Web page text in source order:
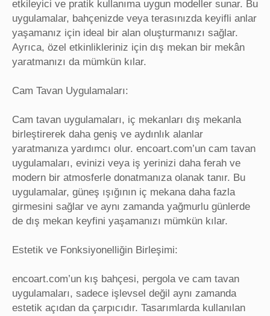
etkileyici ve pratik kullanıma uygun modeller sunar. Bu
uygulamalar, bahçenizde veya terasınızda keyifli anlar
yaşamanız için ideal bir alan oluşturmanızı sağlar.
Ayrıca, özel etkinlikleriniz için dış mekan bir mekân
yaratmanızı da mümkün kılar.
Cam Tavan Uygulamaları:
Cam tavan uygulamaları, iç mekanları dış mekanla
birleştirerek daha geniş ve aydınlık alanlar
yaratmanıza yardımcı olur. encoart.com’un cam tavan
uygulamaları, evinizi veya iş yerinizi daha ferah ve
modern bir atmosferle donatmanıza olanak tanır. Bu
uygulamalar, güneş ışığının iç mekana daha fazla
girmesini sağlar ve aynı zamanda yağmurlu günlerde
de dış mekan keyfini yaşamanızı mümkün kılar.
Estetik ve Fonksiyonelliğin Birleşimi:
encoart.com’un kış bahçesi, pergola ve cam tavan
uygulamaları, sadece işlevsel değil aynı zamanda
estetik açıdan da çarpıcıdır. Tasarımlarda kullanılan